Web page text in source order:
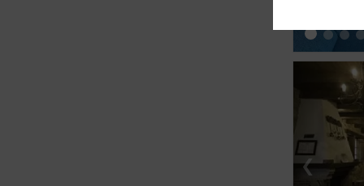
‹